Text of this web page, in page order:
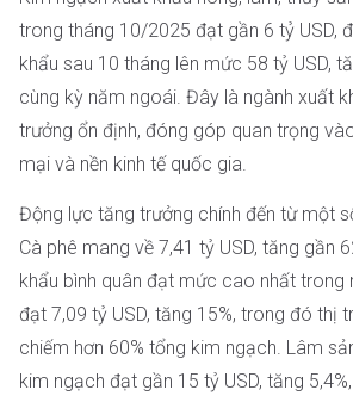
trong tháng 10/2025 đạt gần 6 tỷ USD,
khẩu sau 10 tháng lên mức 58 tỷ USD,
cùng kỳ năm ngoái. Đây là ngành xuất
trưởng ổn định, đóng góp quan trọng
mại và nền kinh tế quốc gia.
Động lực tăng trưởng chính đến từ một
Cà phê mang về 7,41 tỷ USD, tăng gần
khẩu bình quân đạt mức cao nhất trong
đạt 7,09 tỷ USD, tăng 15%, trong đó thị
chiếm hơn 60% tổng kim ngạch. Lâm
kim ngạch đạt gần 15 tỷ USD, tăng